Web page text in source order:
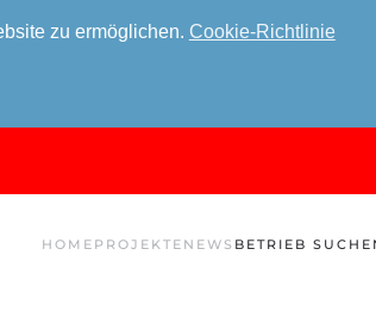
zu ermöglichen. Cookie-Richtlinie
HOME PROJEKTE NEWS BETRIEB